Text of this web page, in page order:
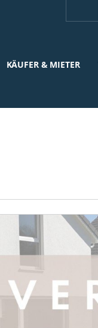
KÄUFER & MIETER